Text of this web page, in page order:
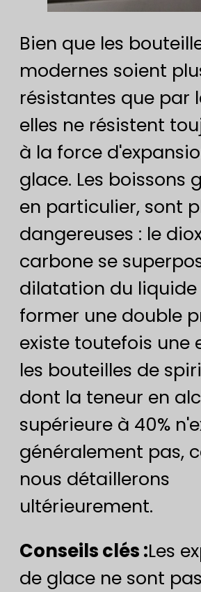
Bien que les
modernes soient
résistantes que par
elles ne résistent
à la force
glace. Les boissons
en particulier, sont
dangereuses : le
carbone se
dilatation du liquide
former une double
existe toutefois une
les bouteilles de
dont la teneur en
supérieure à 40%
généralement pas,
nous détaillerons
ultérieurement.
Conseils clés :Les
de glace ne sont